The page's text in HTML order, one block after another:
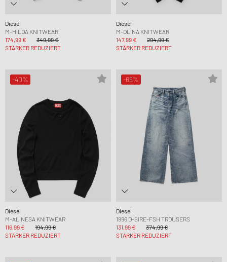
Diesel
M-HILDA KNITWEAR
174,99 €
349,99 €
STÄRKER REDUZIERT
Diesel
M-OLINA KNITWEAR
147,99 €
294,99 €
STÄRKER REDUZIERT
-40%
Diesel
M-ALINESA KNITWEAR
116,99 €
194,99 €
STÄRKER REDUZIERT
-65%
Diesel
1996 D-SIRE-FSH TROUSERS
131,99 €
374,99 €
STÄRKER REDUZIERT